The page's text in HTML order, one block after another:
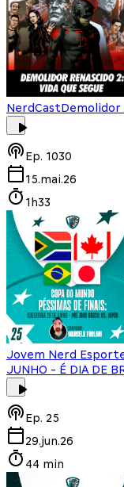
NerdCastDemolidor
Ep. 1030
15.mai.26
1h33
Jovem Nerd
JUNHO - É DIA DE
Ep. 25
29.jun.26
44 min